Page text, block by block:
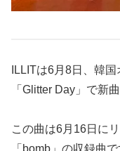
ILLITは6月8日、韓
「Glitter Day」で新
この曲は6月16日に